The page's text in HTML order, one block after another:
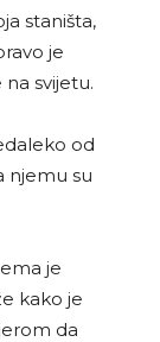
staništa,
je
svijetu.
od
njemu su
je
kako je
da